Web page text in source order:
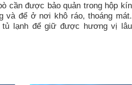
cần được bảo quản trong hộp kín
và để ở nơi khô ráo, thoáng mát.
tủ lạnh để giữ được hương vị lâu